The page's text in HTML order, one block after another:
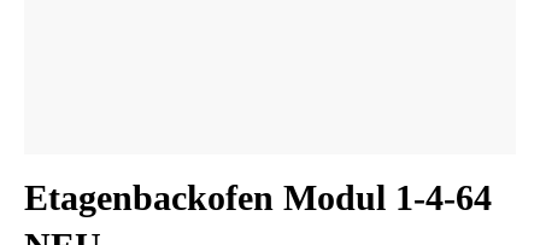
Etagenbackofen Modul 1-4-64